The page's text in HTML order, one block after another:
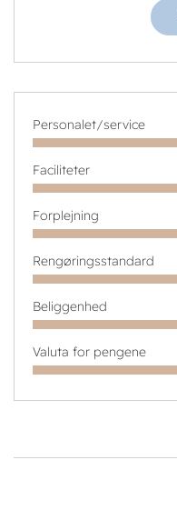
Personalet/service
Faciliteter
Forplejning
Rengøringsstandard
Beliggenhed
Valuta for pengene